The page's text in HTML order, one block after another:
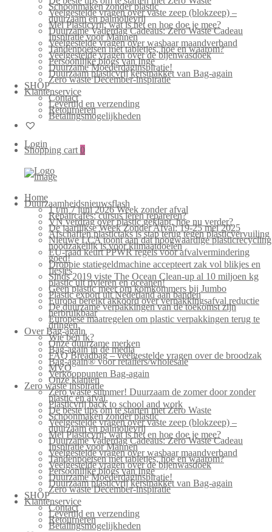
Schoonmaken zonder plastic
Veelgestelde vragen over vaste zeep (blokzeep) –
duurzaam en palmolievrij
Mei Plasticvrij: wat is het en hoe doe je mee?
Duurzame Vaderdag Cadeaus: Zero Waste Cadeau
Inspiratie voor Mannen
Veelgestelde vragen over wasbaar maandverband
Tandenpoetsen met tabletjes, hoe en waarom?
Veelgestelde vragen over de bijenwasdoek
Persoonlijke blogs van Inge
Duurzame Moederdaginspiratie!
Duurzaam plasticvrij kerstpakket van Bag-again
Zero waste December-inspiratie
SHOP
Klantenservice
Contact
Levertijd en verzending
Retourneren
Betalingsmogelijkheden
Login
Shopping cart 0
Home
Duurzaamheidsnieuwsflash
1 t/m 7 juni 2026 Week zonder afval
Repaircafés: cursus leren repareren?
VN verdrag over plastic geklapt, hoe nu verder?
De jaarlijkse Week Zonder Afval: 19-25 mei 2025
Afschaffen plastictaks is stap terug tegen plasticvervuiling
Nieuwe LCA toont aan dat hoogwaardige plasticrecycling
noodzakelijk is voor klimaatdoelen
EU-raad keurt PPWR regels voor afvalvermindering
goed!
Droppie statiegeldmachine accepteert zak vol blikjes en
flesjes
Sinds 2019 viste The Ocean Clean-up al 10 miljoen kg
plastic uit rivieren en oceanen!
Geen plastic meer om komkommers bij Jumbo
Plastic export uit Nederland aan banden
Europa bereikt akkoord over verpakkingsafval reductie
De duurzame verpakkingen van de toekomst zijn
herbruikbaar
Europese maatregelen om plastic verpakkingen terug te
dringen.
Over Bag-again
Wie ben ik?
Onze duurzame merken
Bag-again in de media
FAQ Breadbag – veelgestelde vragen over de broodzak
Bag-again® voor retailers/wholesale
MVO
Verkooppunten Bag-again
Onze klanten
Zero waste inspiratie
Zero waste summer! Duurzaam de zomer door zonder
plastic en afval.
Plasticvrij back to school and work
De beste tips om te starten met Zero Waste
Schoonmaken zonder plastic
Veelgestelde vragen over vaste zeep (blokzeep) –
duurzaam en palmolievrij
Mei Plasticvrij: wat is het en hoe doe je mee?
Duurzame Vaderdag Cadeaus: Zero Waste Cadeau
Inspiratie voor Mannen
Veelgestelde vragen over wasbaar maandverband
Tandenpoetsen met tabletjes, hoe en waarom?
Veelgestelde vragen over de bijenwasdoek
Persoonlijke blogs van Inge
Duurzame Moederdaginspiratie!
Duurzaam plasticvrij kerstpakket van Bag-again
Zero waste December-inspiratie
SHOP
Klantenservice
Contact
Levertijd en verzending
Retourneren
Betalingsmogelijkheden